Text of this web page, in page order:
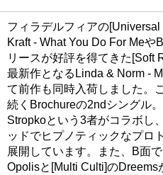
フィラデルフィアの
Kraft - What You Do For Meや
リースが好評を得てきた[Soft
最新作となるLinda & Norm -
て前作も同時入荷しました。
続くBrochureの2ndシングル
Stropkoという3者がコラボし
ッドでヒプノティックなプロ
展開しています。また、B面
Opolisと[Multi Culti]のDreems